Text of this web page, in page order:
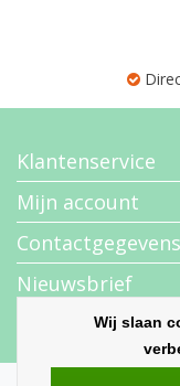
Klantenservice
Mijn account
Contactgegevens
Nieuwsbrief
Volg onsWij slaan